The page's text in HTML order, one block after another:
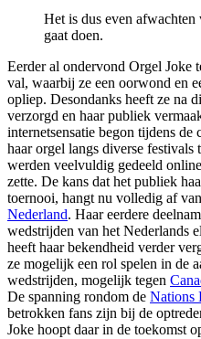
Het is dus even
gaat doen.
Eerder al ondervond Orgel Joke
val, waarbij ze een oorwond en
opliep. Desondanks heeft ze na
verzorgd en haar publiek
internetsensatie begon tijdens de
haar orgel langs diverse
werden veelvuldig gedeeld
zette. De kans dat het publiek
toernooi, hangt nu volledig af
Nederland. Haar eerdere
wedstrijden van het Nederlands
heeft haar bekendheid verder
ze mogelijk een rol spelen in de
wedstrijden, mogelijk tegen
De spanning rondom de Nations
betrokken fans zijn bij de
Joke hoopt daar in de toekomst